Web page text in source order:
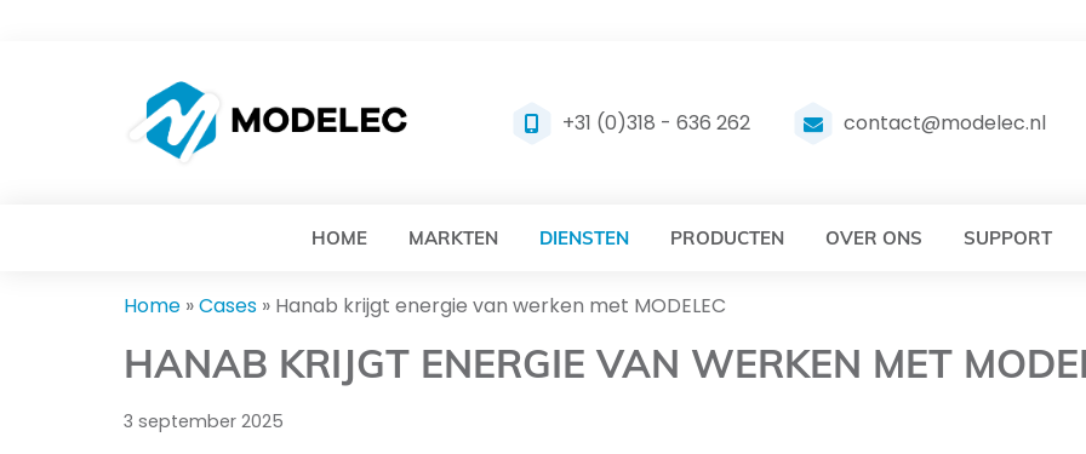
MODELEC MODELEC
+31 (0)318 - 636 262 contact@modelec.nl
HOME MARKTEN DIENSTEN PRODUCTEN OVER ONS SUPPORT
Home »Cases » Hanab krijgt energie van werken met MODELEC
HANAB KRIJGT ENERGIE VAN WERKEN MET
3 september 2025